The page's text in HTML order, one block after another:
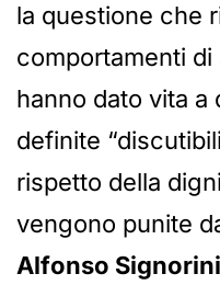
la questione che
comportamenti
hanno dato vita a
definite
rispetto della
vengono punite
Alfonso